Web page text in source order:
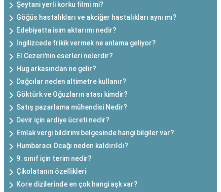
Şeytani yerli korku filmi mi?
Göğüs hastalıkları ve akciğer hastalıkları aynı mı?
Edebiyatta isim aktarımı nedir?
İngilizcede frikik vermek ne anlama geliyor?
El Cezeri'nin eserleri nelerdir?
Hug arkasından ne gelir?
Dağcılar neden altimetre kullanır?
Göktürk ve Oğuzların atası kimdir?
Satış pazarlama mühendisi Nedir?
Devir için ardiye ücreti nedir?
Emlak vergi bildirimi belgesinde hangi bilgiler var?
Humbaracı Ocağı neden kaldırıldı?
9. sınıf için terim nedir?
Çikolatanın özellikleri
Kore dizilerinde en çok hangi aşk var?